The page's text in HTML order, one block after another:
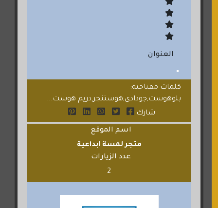
العنوان
كلمات مفتاحية:
بلوهوست,جودادي,هوستنجر,دريم هوست...
شارك
اسم الموقع
متجر لمسة ابداعية
عدد الزيارات
2